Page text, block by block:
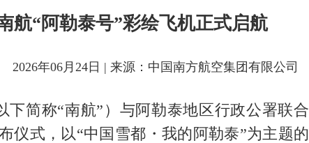
航“阿勒泰号”彩绘飞机正式启航
2026年06月24日 | 来源：中国南方航空集团有限公司
下简称“南航”）与阿勒泰地区行政公署联合
仪式，以“中国雪都・我的阿勒泰”为主题的